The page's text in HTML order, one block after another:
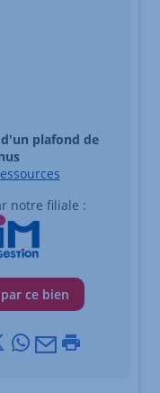
plafond de
notre filiale :
ce bien
X Whatsapp
Mail